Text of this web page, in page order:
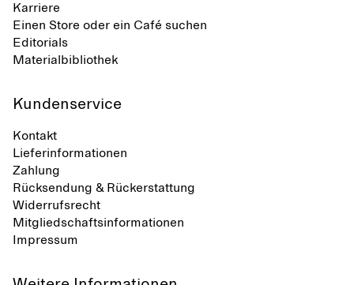
Karriere
Einen Store oder ein Café suchen
Editorials
Materialbibliothek
Kundenservice
Kontakt
Lieferinformationen
Zahlung
Rücksendung & Rückerstattung
Widerrufsrecht
Mitgliedschaftsinformationen
Impressum